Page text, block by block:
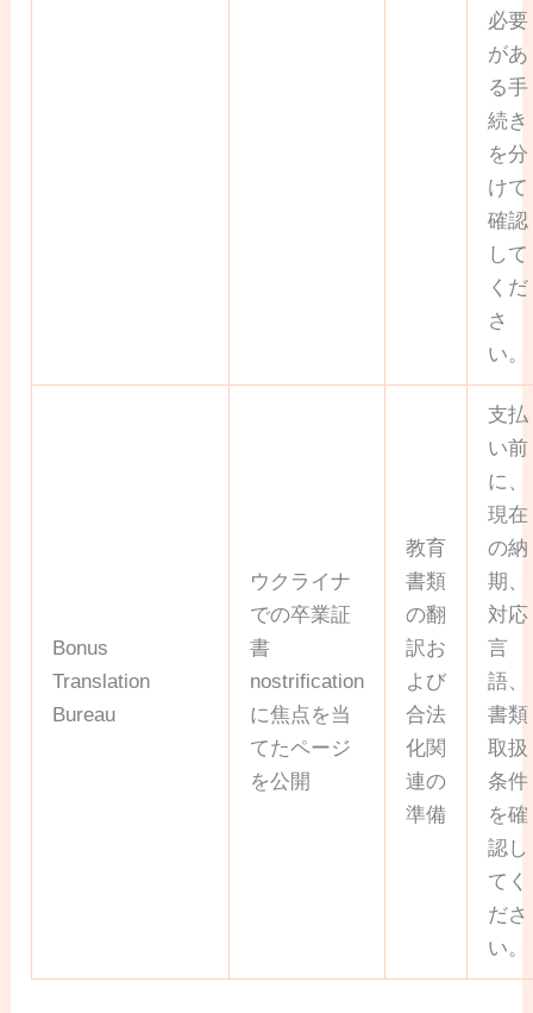
必要
があ
る手
続き
を分
けて
確認
して
くだ
さ
い。
Bonus
Translation
Bureau
ウクライナ
での卒業証
書
nostrification
に焦点を当
てたページ
を公開
教育
書類
の翻
訳お
よび
合法
化関
連の
準備
支払
い前
に、
現在
の納
期、
対応
言
語、
書類
取扱
条件
を確
認し
てく
ださ
い。